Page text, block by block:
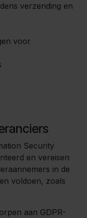
verzending en
voor
Security
en vereisen
in de
voldoen, zoals
aan GDPR-